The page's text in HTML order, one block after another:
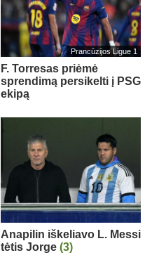
Prancūzijos Ligue 1
F. Torresas priėmė
sprendimą persikelti į PSG
ekipą
Anapilin iškeliavo L. Messi
tėtis Jorge (3)